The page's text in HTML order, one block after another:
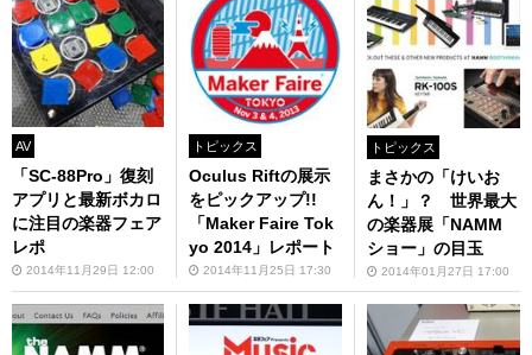
AV
「SC-88Pro」復刻
アプリと最新ボカロ
に注目の楽器フェア
レポ
2014年11月29日 12:00
トピックス
Oculus Riftの展示
をピックアップ!!
「Maker Faire Tok
yo 2014」レポート
2014年11月25日 17:30
トピックス
まさかの「けいお
ん！」？ 世界最大
の楽器展「NAMM
ショー」の目玉
2014年01月27日 17:00